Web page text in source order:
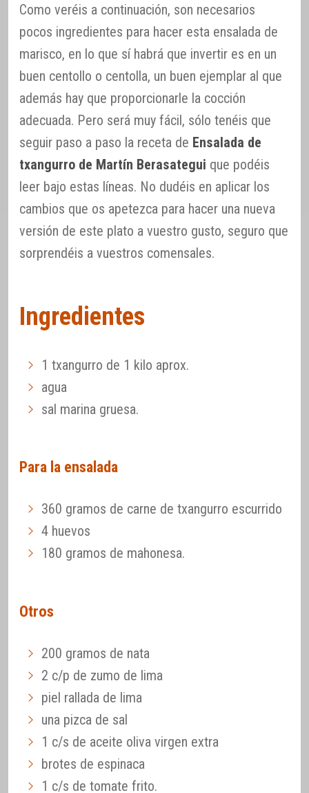
Como veréis a continuación, son necesarios
pocos ingredientes para hacer esta ensalada de
marisco, en lo que sí habrá que invertir es en un
buen centollo o centolla, un buen ejemplar al que
además hay que proporcionarle la cocción
adecuada. Pero será muy fácil, sólo tenéis que
seguir paso a paso la receta de Ensalada de
txangurro de Martín Berasategui que podéis
leer bajo estas líneas. No dudéis en aplicar los
cambios que os apetezca para hacer una nueva
versión de este plato a vuestro gusto, seguro que
sorprendéis a vuestros comensales.
Ingredientes
1 txangurro de 1 kilo aprox.
agua
sal marina gruesa.
Para la ensalada
360 gramos de carne de txangurro escurrido
4 huevos
180 gramos de mahonesa.
Otros
200 gramos de nata
2 c/p de zumo de lima
piel rallada de lima
una pizca de sal
1 c/s de aceite oliva virgen extra
brotes de espinaca
1 c/s de tomate frito.